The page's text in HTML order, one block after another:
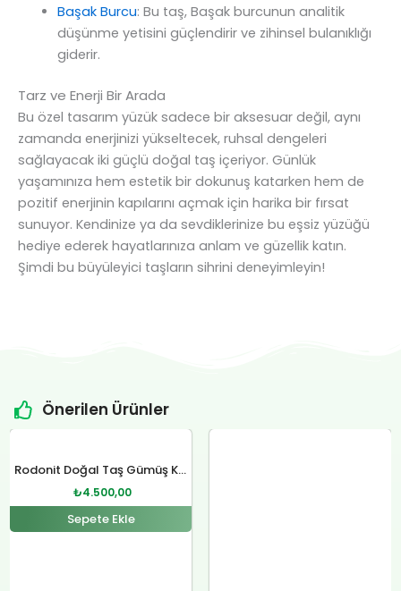
Başak Burcu: Bu taş, Başak burcunun analitik
düşünme yetisini güçlendirir ve zihinsel bulanıklığı
giderir.
Tarz ve Enerji Bir Arada
Bu özel tasarım yüzük sadece bir aksesuar değil, aynı
zamanda enerjinizi yükseltecek, ruhsal dengeleri
sağlayacak iki güçlü doğal taş içeriyor. Günlük
yaşamınıza hem estetik bir dokunuş katarken hem de
pozitif enerjinin kapılarını açmak için harika bir fırsat
sunuyor. Kendinize ya da sevdiklerinize bu eşsiz yüzüğü
hediye ederek hayatlarınıza anlam ve güzellik katın.
Şimdi bu büyüleyici taşların sihrini deneyimleyin!
Önerilen Ürünler
Rodonit Doğal Taş Gümüş Kolye
₺4.800,00.
₺4.500,00
₺4.500,00.
Sepete Ekle